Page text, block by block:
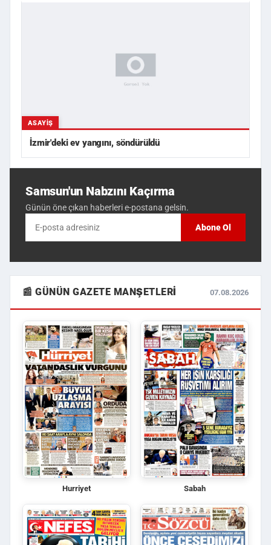
ASAYIŞ
İzmir'deki ev yangını, söndürüldü
Samsun'un Nabzını Kaçırma
Günün öne çıkan haberleri e-postana gelsin.
Abone Ol
📰 GÜNÜN GAZETE MANŞETLERI 07.08.2026
Hurriyet Sabah